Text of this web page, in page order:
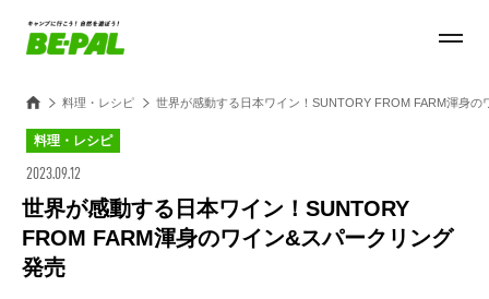
料理・レシピ 世界が感動する日本ワイン！SUNTORY FROM FARM渾身の
料理・レシピ
2023.09.12
世界が感動する日本ワイン！SUNTORY
FROM FARM渾身のワイン&スパークリング
発売